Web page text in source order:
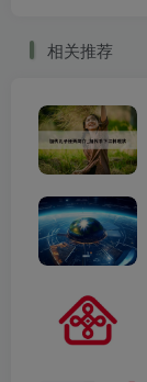
相关推荐